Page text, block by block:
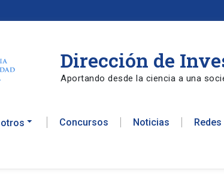
Dirección de
Aportando desde la ciencia a una
Concursos Noticias